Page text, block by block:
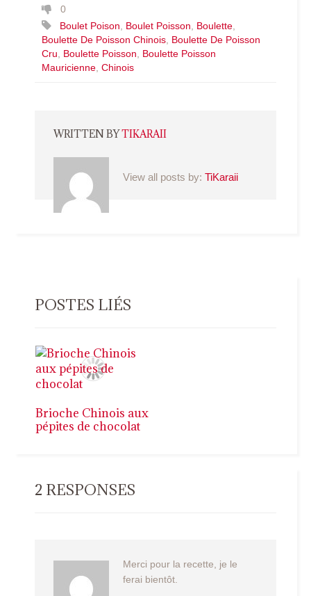
0
Boulet Poison
Boulet Poisson Boulette
Boulette De Poisson Chinois Boulette De Poisson
Cru
Boulette Poisson
Boulette Poisson
Mauricienne Chinois
WRITTEN BYTIKARAII
View all posts by: TiKaraii
POSTES LIÉS
Brioche Chinois aux
pépites de chocolat
2 RESPONSES
Merci pour la recette, je le
ferai bientôt.